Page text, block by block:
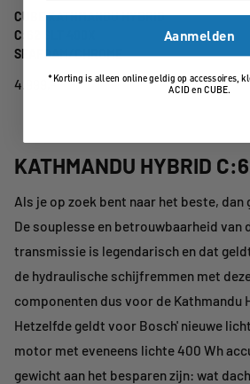
CUBE KATHMANDU HYBRID
C:62 SLT 400X
SEAFOAM/CHROME
4.999,-
KATHMANDU HYBRID
Als je op zoek bent naar het beste, dan
De souplesse en betrouwbaarheid van
transmissie is legendarisch en dat
de hydraulische schijfremmen met
componenten dus voor de Kathmandu
Hetzelfde geldt voor Bosch' nieuwe
motor met eveneens lichte 400 Wh
gewicht aan het besparen zijn: wat
Aanmelden
*Korting is alleen online geldig op accessoires,
ACID en CUBE.